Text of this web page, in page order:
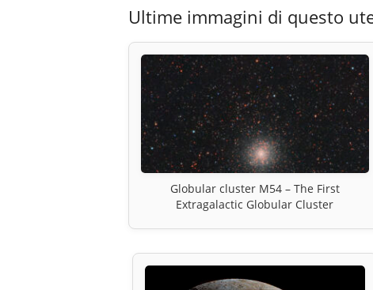
Ultime immagini di questo
Globular cluster M54 – The First
Extragalactic Globular Cluster